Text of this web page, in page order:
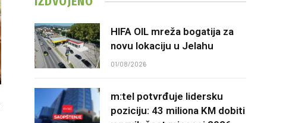
HIFA OIL mreža bogatija za
novu lokaciju u Jelahu
01/08/2026
m:tel potvrđuje lidersku
poziciju: 43 miliona KM dobiti